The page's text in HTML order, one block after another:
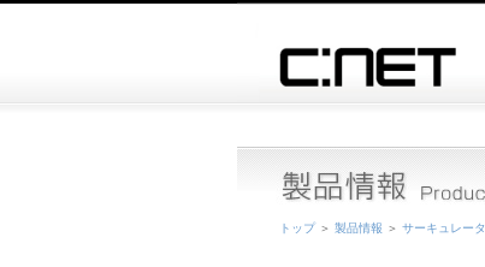
トップ＞ 製品情報 ＞ サーキュレー